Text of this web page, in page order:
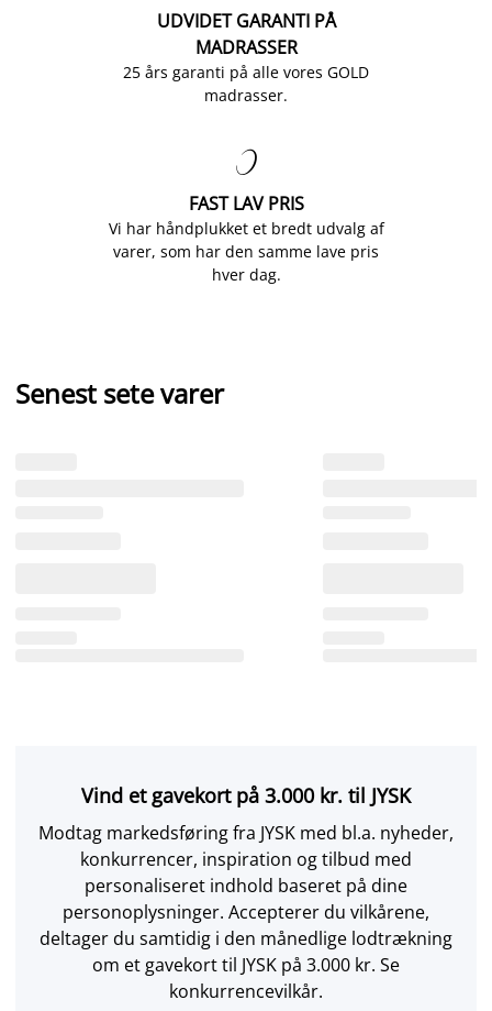
UDVIDET GARANTI PÅ
MADRASSER
25 års garanti på alle vores GOLD
madrasser.

FAST LAV PRIS
Vi har håndplukket et bredt udvalg af
varer, som har den samme lave pris
hver dag.
Senest sete varer
Vind et gavekort på 3.000 kr. til JYSK
Modtag markedsføring fra JYSK med bl.a. nyheder,
konkurrencer, inspiration og tilbud med
personaliseret indhold baseret på dine
personoplysninger. Accepterer du vilkårene,
deltager du samtidig i den månedlige lodtrækning
om et gavekort til JYSK på 3.000 kr. Se
konkurrencevilkår.